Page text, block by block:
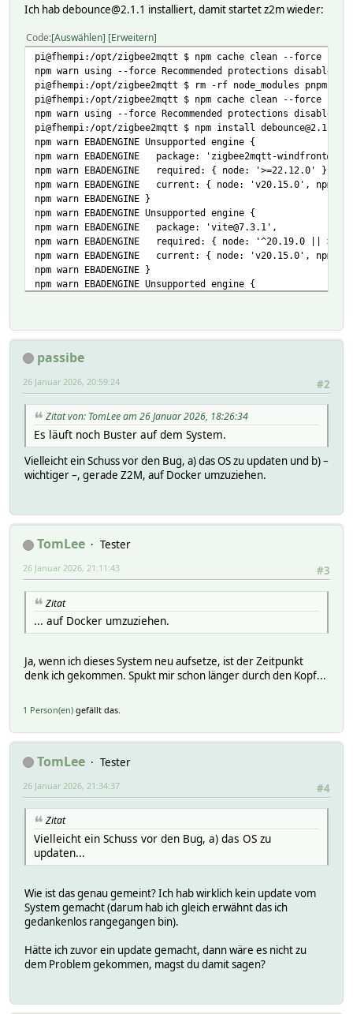
0|zigbee2mqtt | at Object.<anonymous> (/opt/
0|zigbee2mqtt | }
Ich hab debounce@2.1.1 installiert, damit startet z2m wieder:
Code Auswählen Erweitern
pi@fhempi:/opt/zigbee2mqtt $ npm cache clean --force
npm warn using --force Recommended protections disabled.
pi@fhempi:/opt/zigbee2mqtt $ rm -rf node_modules pnpm-
pi@fhempi:/opt/zigbee2mqtt $ npm cache clean --force
npm warn using --force Recommended protections disabled.
pi@fhempi:/opt/zigbee2mqtt $ npm install debounce@2.1.1
npm warn EBADENGINE Unsupported engine {
npm warn EBADENGINE package: 'zigbee2mqtt-
npm warn EBADENGINE required: { node: '>=22.12.0' },
npm warn EBADENGINE current: { node: 'v20.15.0', npm:
npm warn EBADENGINE }
npm warn EBADENGINE Unsupported engine {
npm warn EBADENGINE package: 'vite@7.3.1',
npm warn EBADENGINE required: { node: '^20.19.0 ||
npm warn EBADENGINE current: { node: 'v20.15.0', npm:
npm warn EBADENGINE }
npm warn EBADENGINE Unsupported engine {
npm warn EBADENGINE current: { node: 'v20.15.0', npm:
npm warn EBADENGINE }
added 277 packages, and audited 278 packages in 6m
59 packages are looking for funding
run `npm fund` for details
found 0 vulnerabilities
passibe
#2
26 Januar 2026, 20:59:24
Zitat von: TomLee am 26 Januar 2026, 18:26:34
Es läuft noch Buster auf dem System.
Vielleicht ein Schuss vor den Bug, a) das OS zu updaten und b) –
wichtiger –, gerade Z2M, auf Docker umzuziehen.
TomLee
Tester
#3
26 Januar 2026, 21:11:43
Zitat
... auf Docker umzuziehen.
Ja, wenn ich dieses System neu aufsetze, ist der Zeitpunkt
denk ich gekommen. Spukt mir schon länger durch den Kopf...
1 Person(en) gefällt das.
TomLee
Tester
#4
26 Januar 2026, 21:34:37
Zitat
Vielleicht ein Schuss vor den Bug, a) das OS zu
updaten...
Wie ist das genau gemeint? Ich hab wirklich kein update vom
System gemacht (darum hab ich gleich erwähnt das ich
gedankenlos rangegangen bin).
Hätte ich zuvor ein update gemacht, dann wäre es nicht zu
dem Problem gekommen, magst du damit sagen?